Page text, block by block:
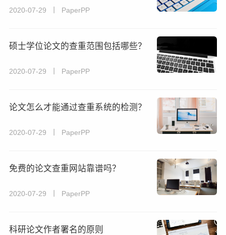
2020-07-29 丨 PaperPP
硕士学位论文的查重范围包括哪些？
2020-07-29 丨 PaperPP
论文怎么才能通过查重系统的检测？
2020-07-29 丨 PaperPP
免费的论文查重网站靠谱吗？
2020-07-29 丨 PaperPP
科研论文作者署名的原则